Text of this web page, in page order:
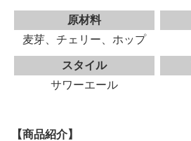
原材料
麦芽、チェリー、ホップ
スタイル
サワーエール
【商品紹介】